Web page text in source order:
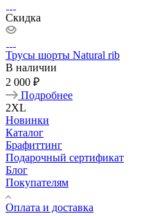
Скидка
Трусы шорты Natural rib
В наличии
2 000 ₽
Подробнее
2XL
Новинки
Каталог
Брафиттинг
Подарочный сертификат
Блог
Покупателям
Оплата и доставка